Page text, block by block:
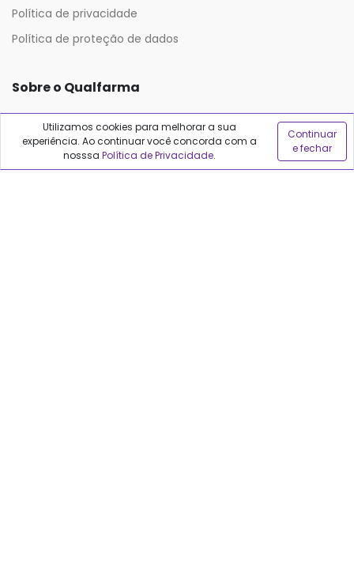
Política de privacidade
Política de proteção de dados
Sobre o Qualfarma
Quem somos
Blog
Utilizamos cookies para melhorar a sua
experiência. Ao continuar você concorda com a
nosssa Política de Privacidade.
Continuar
e fechar